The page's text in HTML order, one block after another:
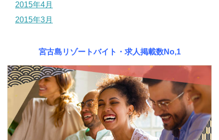
2015年4月
2015年3月
宮古島リゾートバイト・求人掲載数No,1